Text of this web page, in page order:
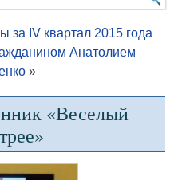
за IV квартал 2015 года
Анатолием
»
«Веселый